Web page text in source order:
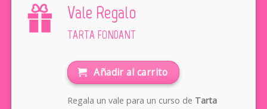
Vale Regalo
TARTA FONDANT
Añadir al carrito
Regala un vale para un curso de Tarta